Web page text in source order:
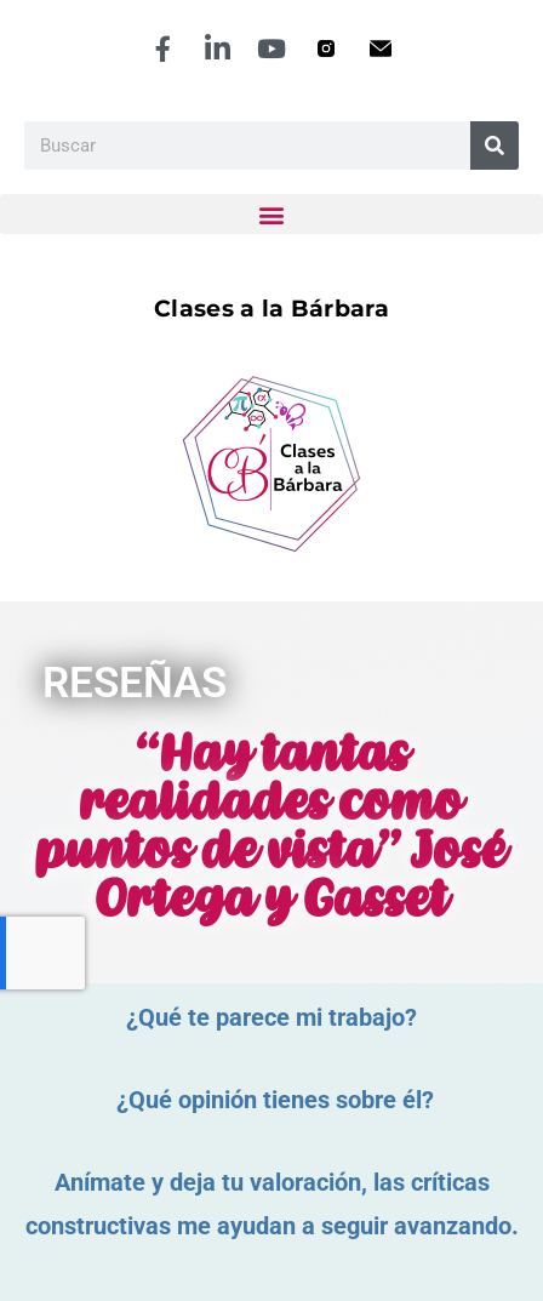
Clases a la Bárbara
RESEÑAS
“Hay tantas
realidades como
puntos de vista” José
Ortega y Gasset
¿Qué te parece mi trabajo?
¿Qué opinión tienes sobre él?
Anímate y deja tu valoración, las críticas
constructivas me ayudan a seguir avanzando.